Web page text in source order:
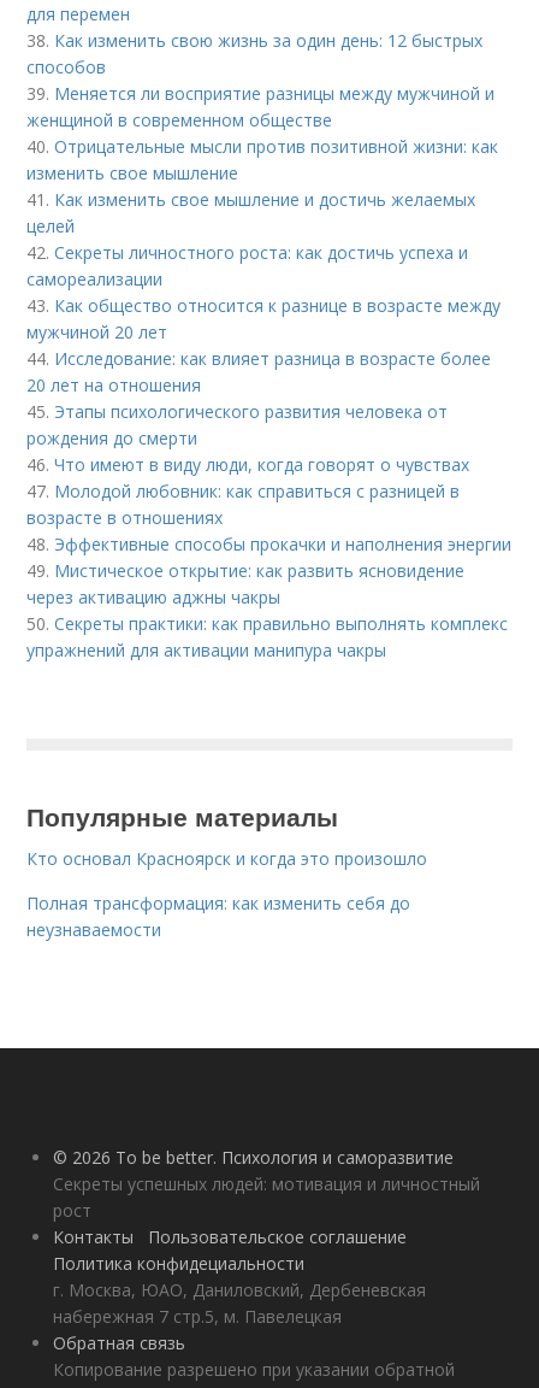
для перемен
38. Как изменить свою жизнь за один день: 12 быстрых
способов
39. Меняется ли восприятие разницы между мужчиной и
женщиной в современном обществе
40.Отрицательные мысли против позитивной жизни: как
изменить свое мышление
41. Как изменить свое мышление и достичь желаемых
целей
42.Секреты личностного роста: как достичь успеха и
самореализации
43. Как общество относится к разнице в возрасте между
мужчиной 20 лет
44. Исследование: как влияет разница в возрасте более
20 лет на отношения
45. Этапы психологического развития человека от
рождения до смерти
46.Что имеют в виду люди, когда говорят о чувствах
47. Молодой любовник: как справиться с разницей в
возрасте в отношениях
48. Эффективные способы прокачки и наполнения энергии
49. Мистическое открытие: как развить ясновидение
через активацию аджны чакры
50.Секреты практики: как правильно выполнять комплекс
упражнений для активации манипура чакры
Популярные материалы
Кто основал Красноярск и когда это произошло
Полная трансформация: как изменить себя до
неузнаваемости
© 2026 To be better. Психология и саморазвитие
Секреты успешных людей: мотивация и личностный
рост
Контакты
Пользовательское соглашение
Политика конфидециальности
г. Москва, ЮАО, Даниловский, Дербеневская
набережная 7 стр.5, м. Павелецкая
Обратная связь
Копирование разрешено при указании обратной